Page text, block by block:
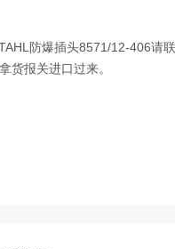
防爆插头8571/12-406请
货报关进口过来。